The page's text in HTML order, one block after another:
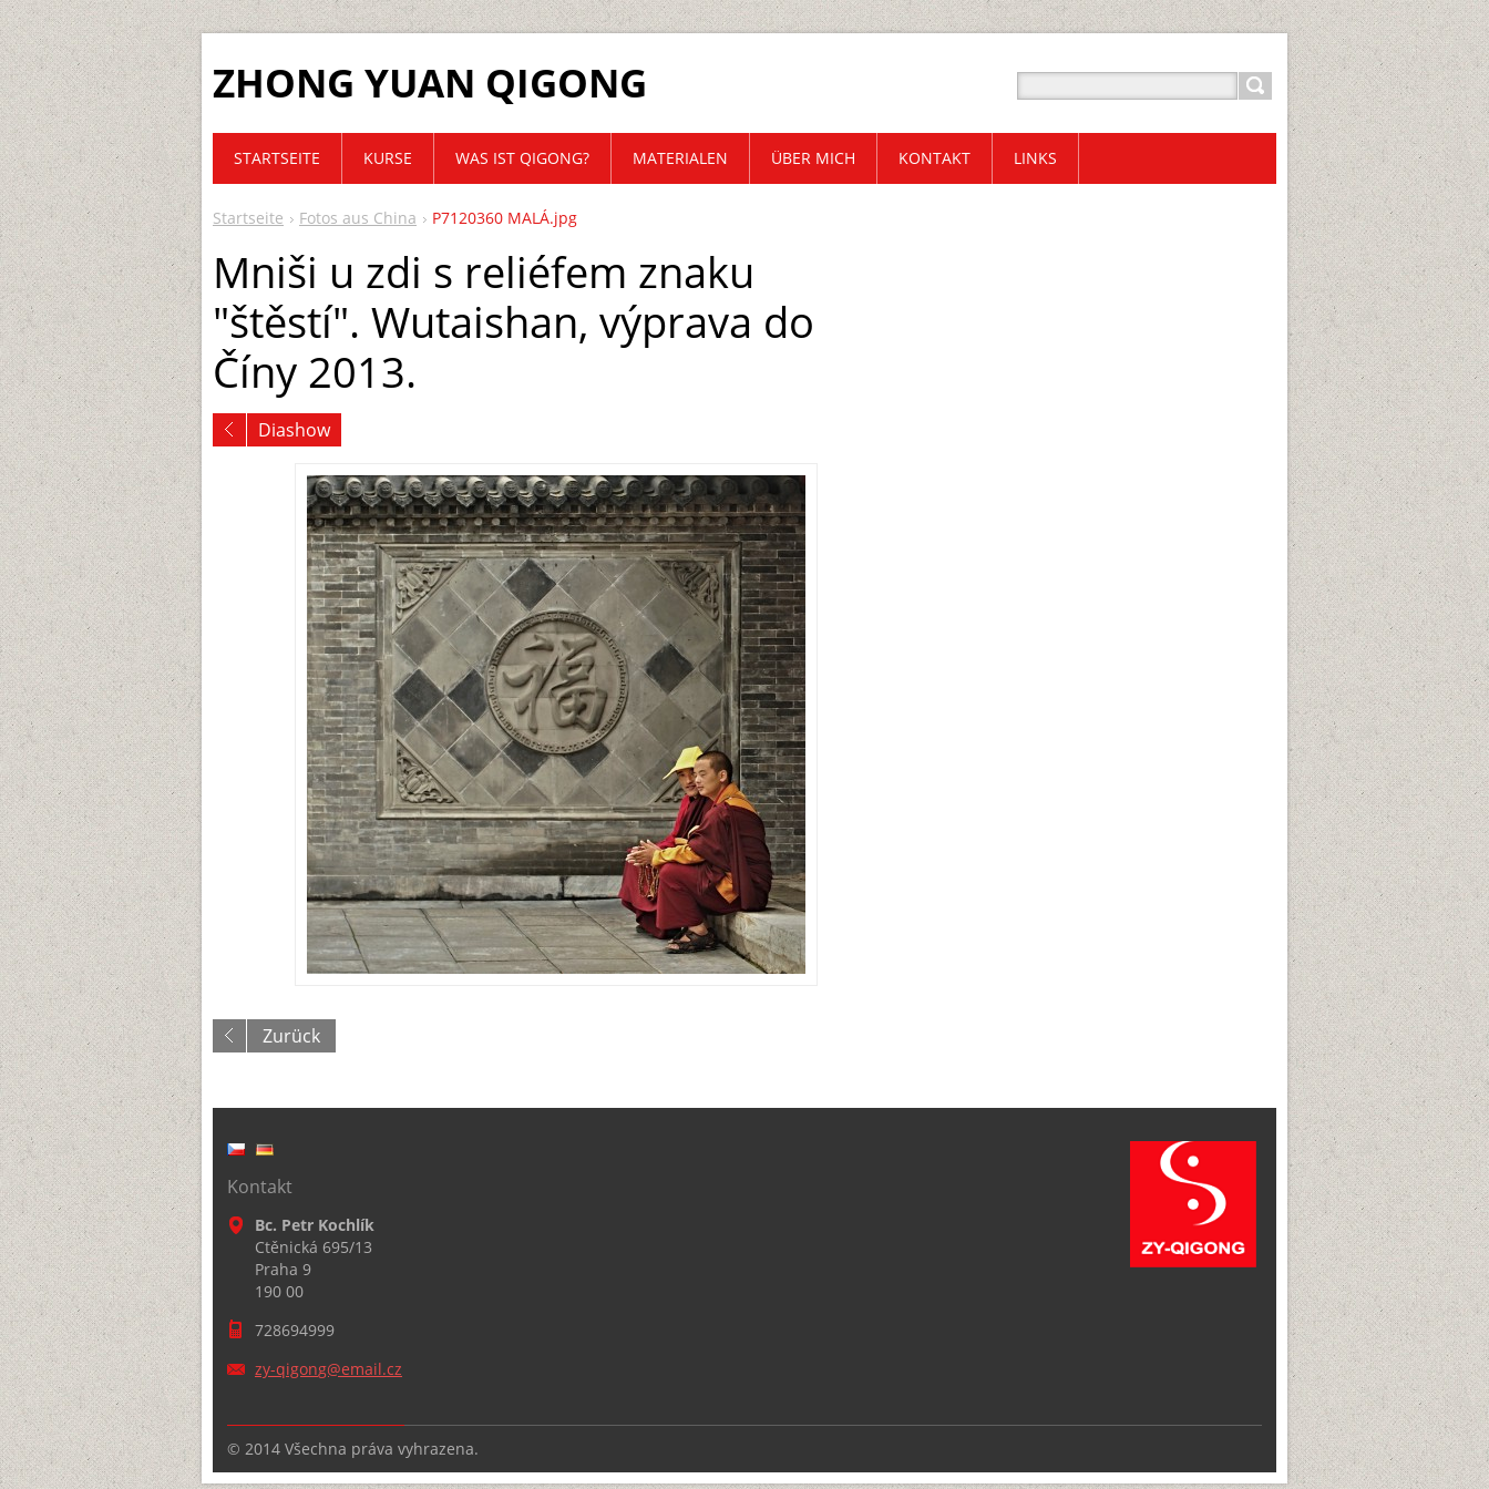
ZHONG YUAN QIGONG
Startseite Fotos aus China P7120360 MALÁ.jpg
Mniši u zdi s reliéfem znaku
"štěstí". Wutaishan, výprava do
Číny 2013.
Diashow
Zurück
STARTSEITE KURSE WAS IST QIGONG? MATERIALEN ÜBER MICH KONTAKT LINKS
Kontakt
Bc. Petr Kochlík
Ctěnická 695/13
Praha 9
190 00
728694999
zy-qigong@email.cz
© 2014 Všechna práva vyhrazena.